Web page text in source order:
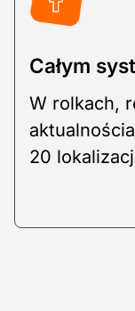
Całym
W rolkach,
20